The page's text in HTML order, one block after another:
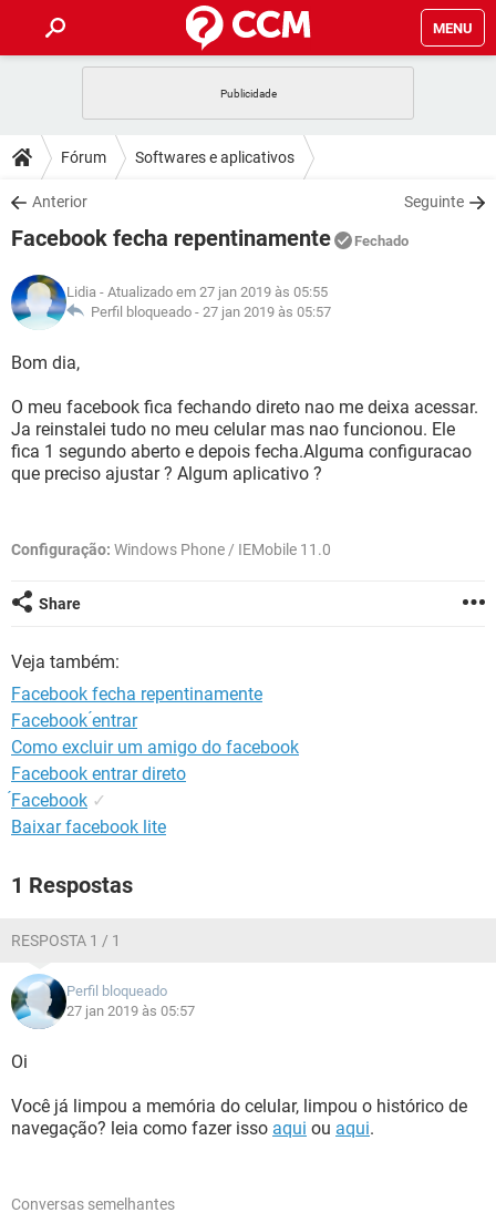
MENU
CELULAR FACEBOOK
OUTLOOK
INSTAGRAM GMAIL
GUIA DE COMPRAS
DICAS
JOGOS WHATSAPP
INSTAGRAM GMAIL
GUIA DE COMPRAS
DOWNLOADS
JOGOS WHATSAPP
CELULAR
OUTLOOK EXCEL
INSTAGRAM
JOGOS WHATSAPP
CELULAR
OUTLOOK
INSTAGRAM GMAIL
GUIA DE COMPRAS
GLOSSÁRIO
JOGOS
OUTLOOK EXCEL
INSTAGRAM GMAIL
Fórum Softwares e aplicativos
Anterior Seguinte
Facebook fecha repentinamente Fechado
Lidia - Atualizado em 27 jan 2019 às 05:55
Perfil bloqueado - 27 jan 2019 às 05:57
Bom dia,
O meu facebook fica fechando direto nao me deixa acessar.
Ja reinstalei tudo no meu celular mas nao funcionou. Ele
fica 1 segundo aberto e depois fecha.Alguma configuracao
que preciso ajustar ? Algum aplicativo ?
Configuração: Windows Phone / IEMobile 11.0
Share
Veja também:
Facebook fecha repentinamente
Facebook ́entrar
Como excluir um amigo do facebook
Facebook entrar direto
́Facebook ✓
Baixar facebook lite
1 Respostas
RESPOSTA 1 / 1
Perfil bloqueado
27 jan 2019 às 05:57
Oi
Você já limpou a memória do celular, limpou o histórico de
navegação? leia como fazer isso aqui ou aqui.
Conversas semelhantes